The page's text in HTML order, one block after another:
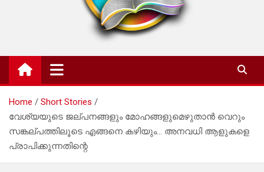
Mazhavil Thalukal
Malayalam Kadhakal
Home
Short Stories
വേശ്യയുടെ ജല്പനങ്ങളും മോഹങ്ങളുമെഴുതാൻ വെറും
സങ്കല്പത്തിലൂടെ എങ്ങനെ കഴിയും… അനവധി ആളുകളെ
പ്രാപിക്കുന്നതിന്റെ